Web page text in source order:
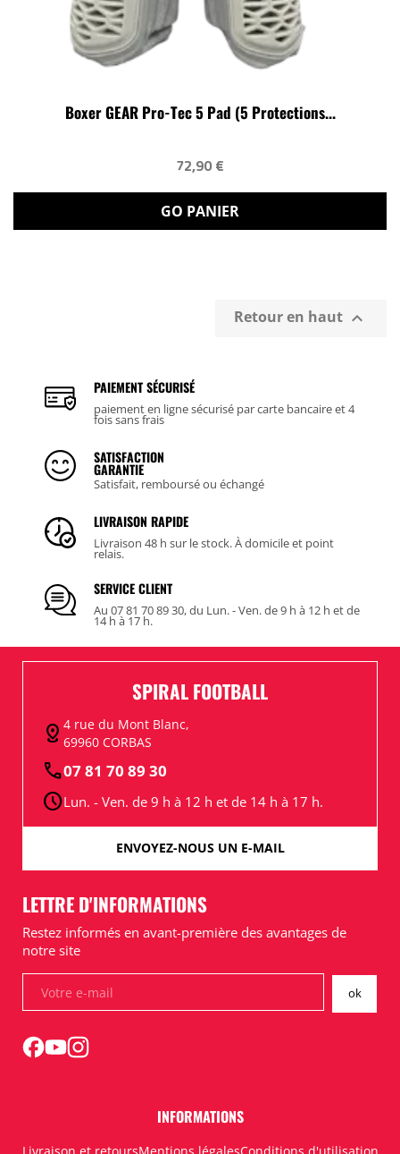
Boxer GEAR Pro-Tec 5 Pad (5 Protections...
72,90 €
GO PANIER
Retour en haut 
PAIEMENT SÉCURISÉ
paiement en ligne sécurisé par carte bancaire et 4
fois sans frais
SATISFACTION
GARANTIE
Satisfait, remboursé ou échangé
LIVRAISON RAPIDE
Livraison 48 h sur le stock. À domicile et point
relais.
SERVICE CLIENT
Au 07 81 70 89 30, du Lun. - Ven. de 9 h à 12 h et de
14 h à 17 h.
SPIRAL FOOTBALL
distance 4 rue du Mont Blanc,
69960 CORBAS
call07 81 70 89 30
scheduleLun. - Ven. de 9 h à 12 h et de 14 h à 17 h.
ENVOYEZ-NOUS UN E-MAIL
INFORMATIONS
LETTRE D'INFORMATIONS
Restez informés en avant-première des avantages de
notre site